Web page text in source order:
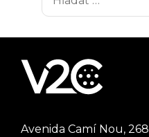
Avenida Camí Nou, 268